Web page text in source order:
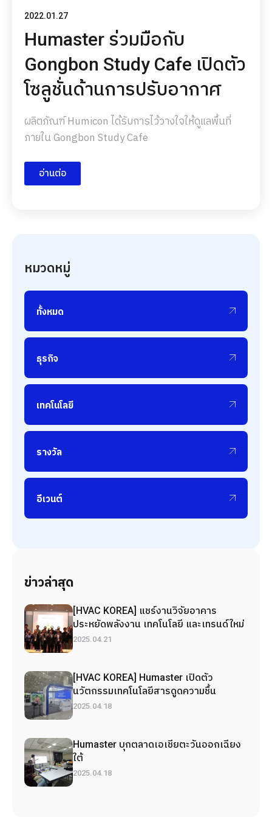
2022.01.27
Humaster ร่วมมือกับ
Gongbon Study Cafe เปิดตัว
โซลูชั่นด้านการปรับอากาศ
ผลิตภัณฑ์ Humicon ได้รับการไว้วางใจให้ดูแลพื้นที่
ภายใน Gongbon Study Cafe
อ่านต่อ
หมวดหมู่
ทั้งหมด
ธุรกิจ
เทคโนโลยี
รางวัล
อีเวนต์
ข่าวล่าสุด
[HVAC KOREA] แชร์งานวิจัยอาคาร
ประหยัดพลังงาน เทคโนโลยี และเทรนด์ใหม่
2025.04.21
[HVAC KOREA] Humaster เปิดตัว
นวัตกรรมเทคโนโลยีสารดูดความชื้น
2025.04.18
Humaster บุกตลาดเอเชียตะวันออกเฉียง
ใต้
2025.04.18